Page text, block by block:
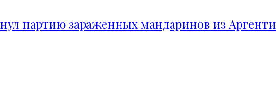
партию зараженных мандаринов из